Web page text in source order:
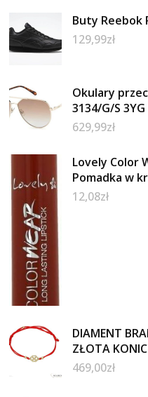
Buty Reebok
129,99zł
Okulary
3134/G/S
629,99zł
Lovely Color
Pomadka w
12,08zł
DIAMENT
ZŁOTA
469,00zł